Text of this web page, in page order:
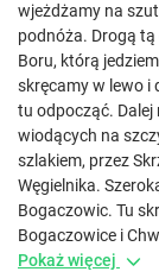
wjeżdżamy na
podnóża. Drogą
Boru, którą
skręcamy w lewo i
tu odpocząć.
wiodących na
szlakiem, przez
Węgielnika.
Bogaczowic. Tu
Bogaczowice i
Pokaż więcej